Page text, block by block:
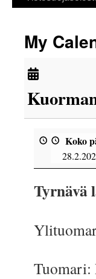
My
Koko
Tyrnävä
Tuomari: